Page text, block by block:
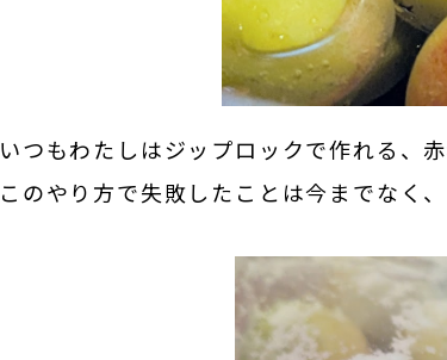
いつもわたしはジップロックで作れる、
このやり方で失敗したことは今までなく、